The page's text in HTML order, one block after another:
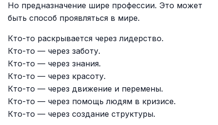
Но предназначение шире профессии. Это может
быть способ проявляться в мире.
Кто-то раскрывается через лидерство.
Кто-то — через заботу.
Кто-то — через знания.
Кто-то — через красоту.
Кто-то — через движение и перемены.
Кто-то — через помощь людям в кризисе.
Кто-то — через создание структуры.